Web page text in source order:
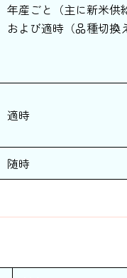
年産ごと（主に新米供
および適時（品種切換
適時
随時